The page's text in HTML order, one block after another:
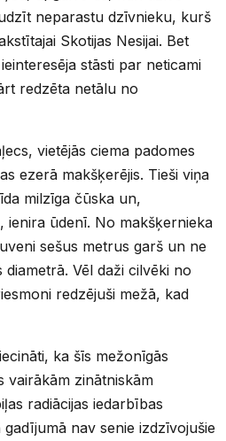
neparastu dzīvnieku, kurš
Skotijas Nesijai. Bet
stāsti par neticami
redzēta netālu no
vietējās ciema padomes
ezerā makšķerējis. Tieši viņa
milzīga čūska un,
ienira ūdenī. No makšķernieka
sešus metrus garš un ne
Vēl daži cilvēki no
redzējuši mežā, kad
ka šīs mežonīgās
vairākām zinātniskām
radiācijas iedarbības
nav senie izdzīvojušie